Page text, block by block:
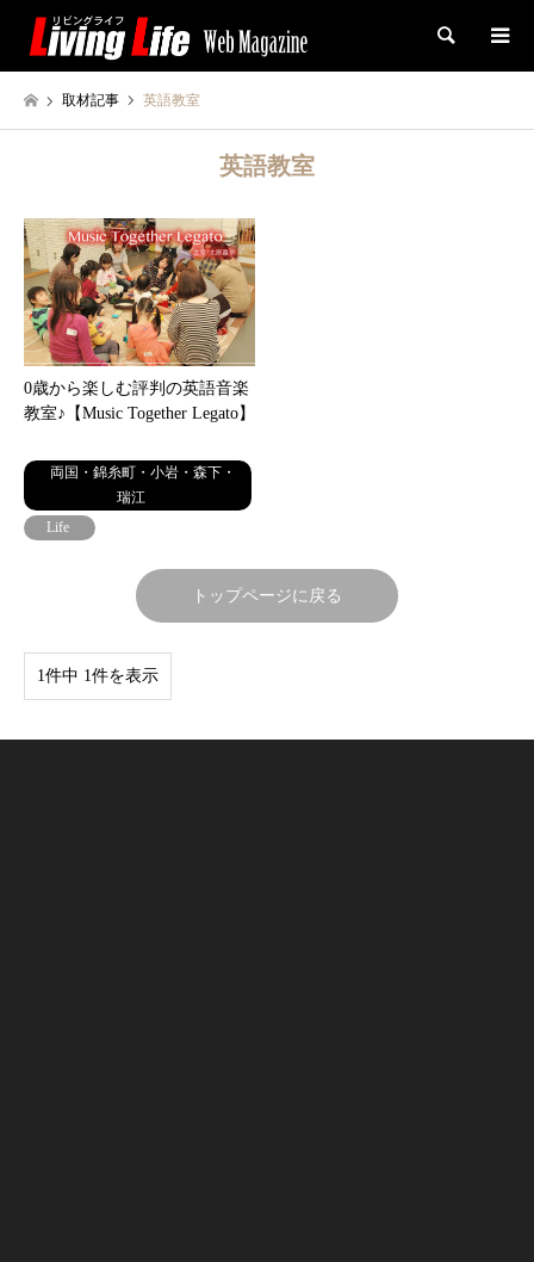
検索
取材記事 英語教室
英語教室
0歳から楽しむ評判の英語音楽
教室♪【Music Together Legato】
両国・錦糸町・小岩・森下・
瑞江
Life
トップページに戻る
1件中 1件を表示